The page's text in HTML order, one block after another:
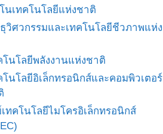
นเทคโนโลยีแห่งชาติ
วิศวกรรมและเทคโนโลยีชีวภาพแห่ง
โนโลยีพลังงานแห่งชาติ
นโลยีอิเล็กทรอนิกส์และคอมพิวเตอร์
ทคโนโลยีไมโครอิเล็กทรอนิกส์